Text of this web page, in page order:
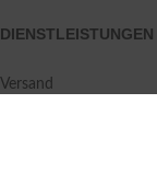
DIENSTLEISTUNGEN
Versand